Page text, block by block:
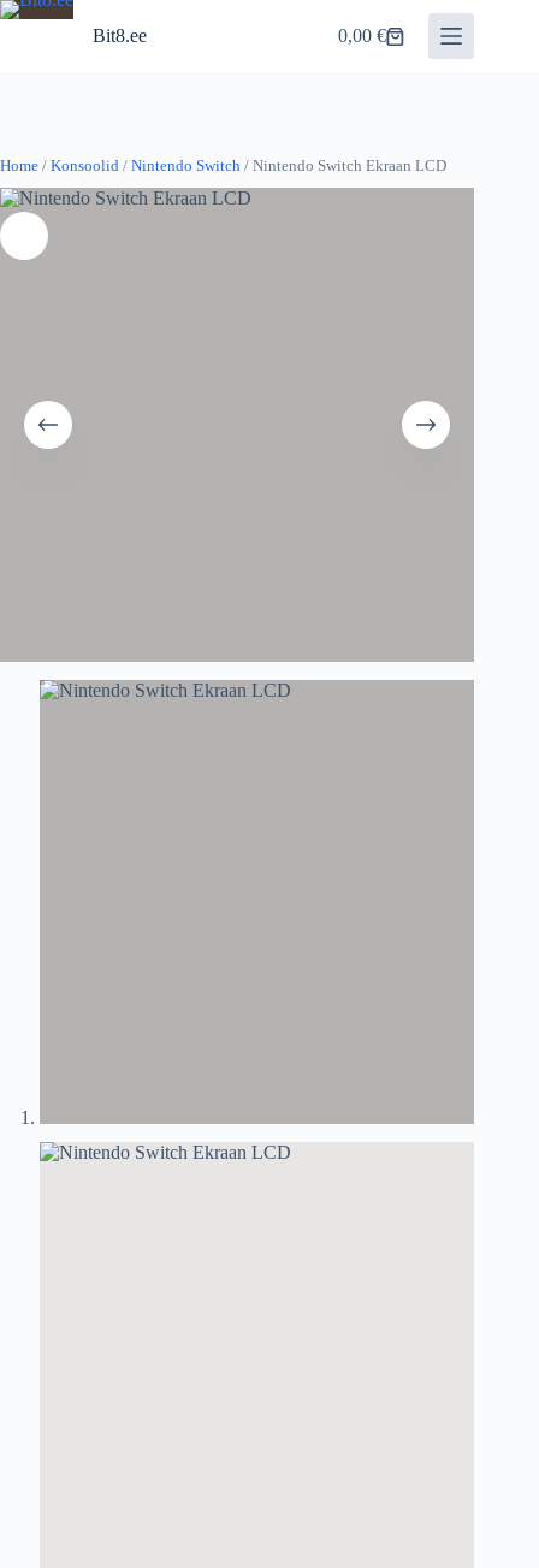
Skip
Bit8.ee
Shopping
0,00€
Home / Konsoolid / Nintendo Switch / Nintendo Switch Ekraan LCD